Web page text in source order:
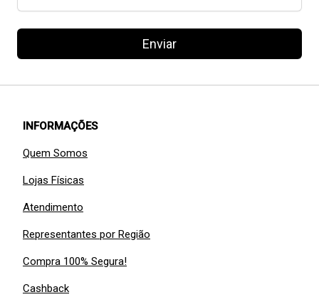
Enviar
INFORMAÇÕES
Quem Somos
Lojas Físicas
Atendimento
Representantes por Região
Compra 100% Segura!
Cashback